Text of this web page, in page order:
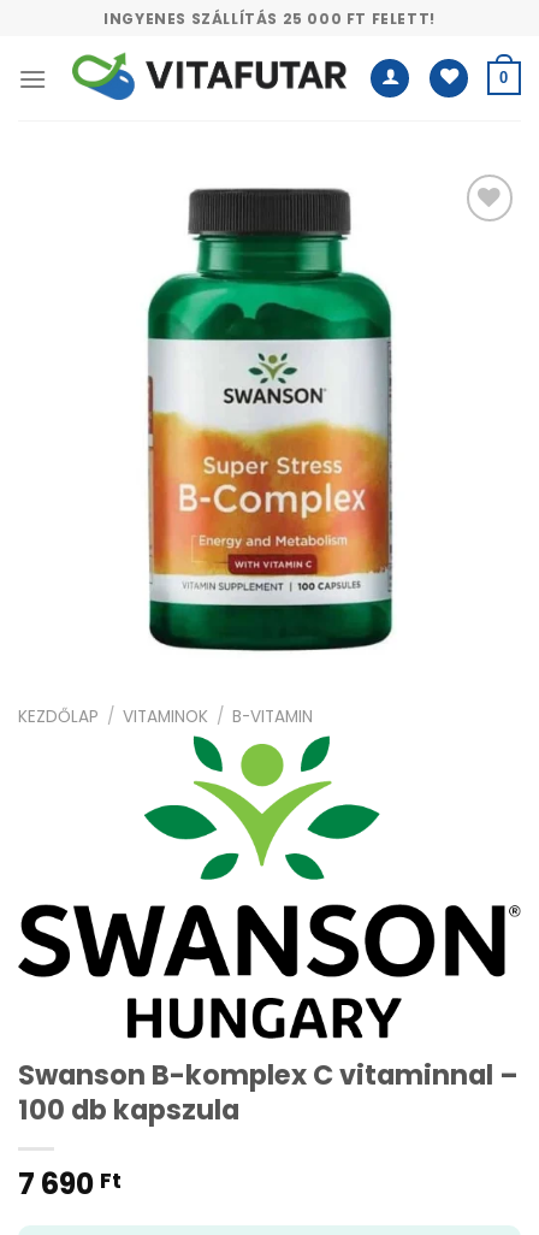
content
INGYENES SZÁLLÍTÁS 25 000 FT FELETT!
0
KEZDŐLAP / VITAMINOK / B-VITAMIN
Swanson B-komplex C vitaminnal –
100 db kapszula
7 690 Ft